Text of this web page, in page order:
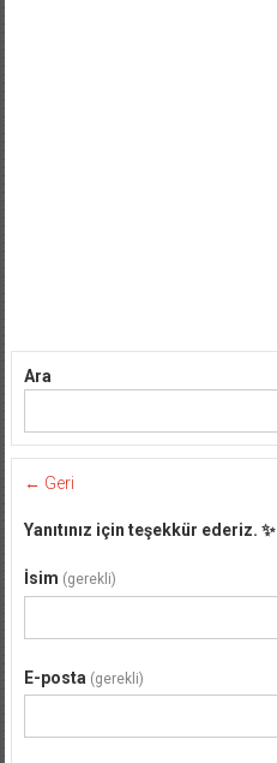
Ara
← Geri
Yanıtınız için teşekkür ederiz. ✨
İsim (gerekli)
E-posta (gerekli)